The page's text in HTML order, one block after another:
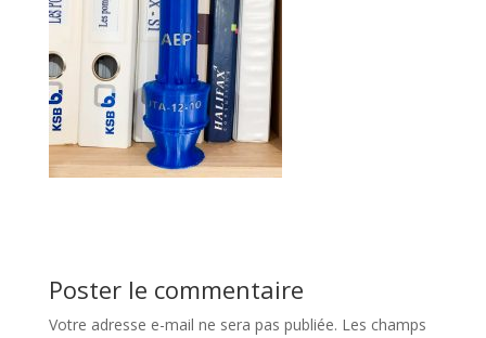
Poster le commentaire
Votre adresse e-mail ne sera pas publiée. Les champs